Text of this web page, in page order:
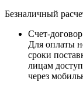
Безналичный
Счет-договор
Для оплаты
сроки
лицам
через